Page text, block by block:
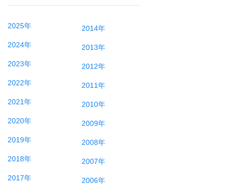
2025年
2024年
2023年
2022年
2021年
2020年
2019年
2018年
2017年
2014年
2013年
2012年
2011年
2010年
2009年
2008年
2007年
2006年